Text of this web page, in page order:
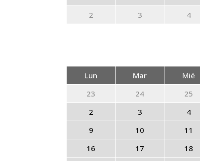
2
3 4
Lun Mar Mié
23
24 25
2
3 4
9
10 11
16
17 18